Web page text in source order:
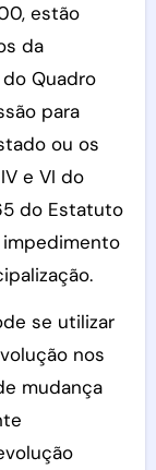
estão
da
Quadro
para
ou os
e VI do
do Estatuto
se utilizar
nos
mudança